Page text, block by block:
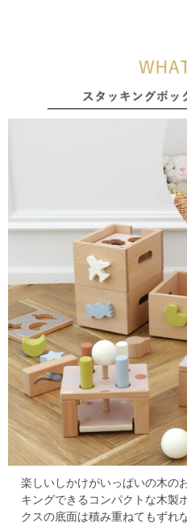
楽しいしかけがいっぱいの木の
キングできるコンパクトな木製
クスの底面は積み重ねてもずれ